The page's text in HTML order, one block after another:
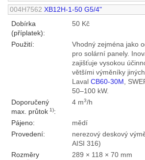
004H7562 XB12H-1-50 G5/4"
Dobírka
(příplatek):
50 Kč
Použití:
Vhodný zejména jako
pro solární panely.
zajišťuje vysokou
většími výměníky
Laval CB60-30M ,
50–100 kW.
Doporučený
max. průtok1):
4 m3/h
Pájeno:
mědí
Provedení:
nerezový deskový
AISI 316)
Rozměry
289 × 118 × 70 mm